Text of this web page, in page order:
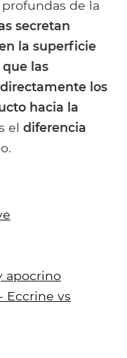
de la
secretan
la superficie
las
los
hacia la
el diferencia
apocrino
Eccrine vs